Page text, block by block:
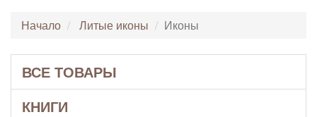
Начало Литые иконы Иконы
ВСЕ ТОВАРЫ
КНИГИ